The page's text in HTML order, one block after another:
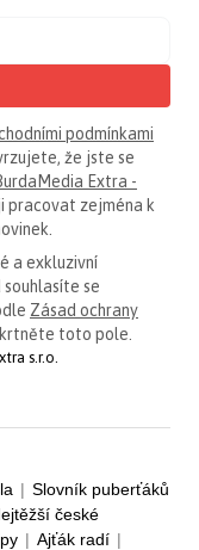
podmínkami
že jste se
Extra -
pracovat zejména k
a exkluzivní
se
Zásad ochrany
toto pole.
s.r.o.
| Slovník puberťáků
české
| Ajťák radí |